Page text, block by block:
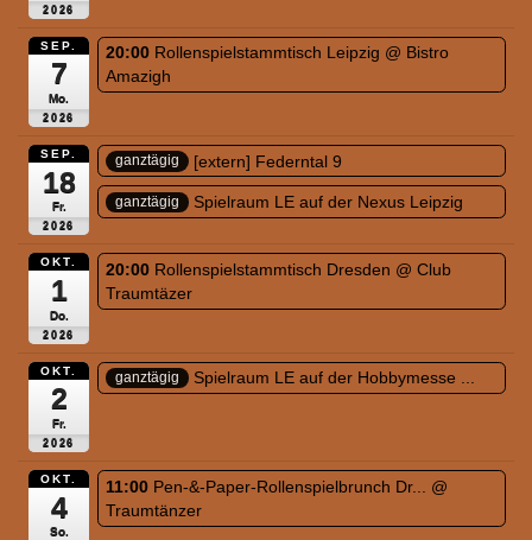
2026
SEP.
7
Mo.
2026
20:00 Rollenspielstammtisch Leipzig @ Bistro
Amazigh
SEP.
18
Fr.
2026
ganztägig [extern] Federntal 9
ganztägig Spielraum LE auf der Nexus Leipzig
OKT.
1
Do.
2026
20:00 Rollenspielstammtisch Dresden @ Club
Traumtäzer
OKT.
2
Fr.
2026
ganztägig Spielraum LE auf der Hobbymesse ...
OKT.
4
So.
11:00 Pen-&-Paper-Rollenspielbrunch Dr... @
Traumtänzer